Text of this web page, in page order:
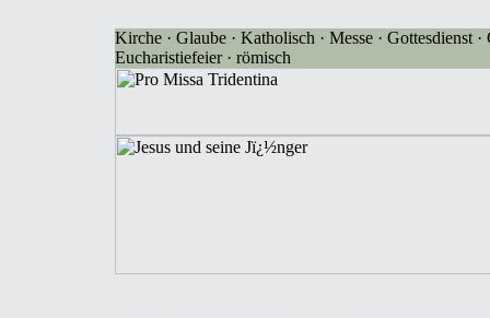
Kirche · Glaube · Katholisch · Messe · Gottesdienst
Eucharistiefeier · römisch